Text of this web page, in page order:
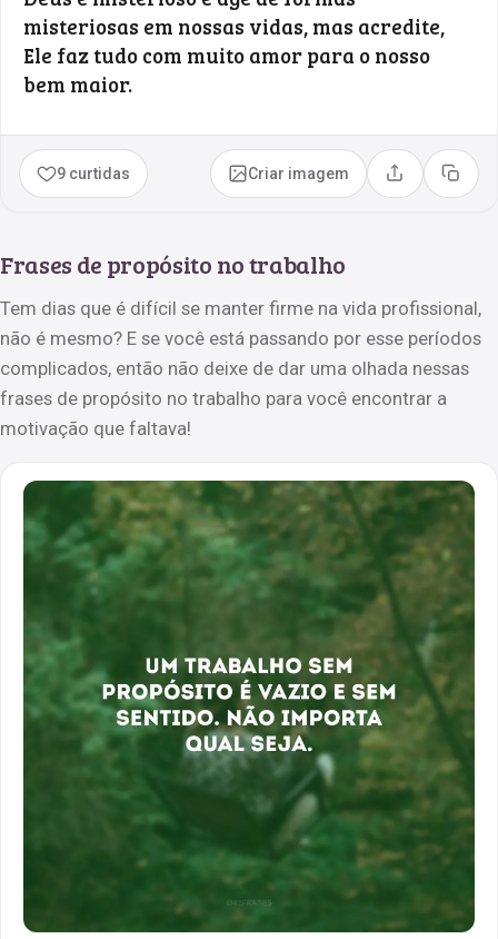
misteriosas em nossas vidas, mas acredite,
Ele faz tudo com muito amor para o nosso
bem maior.
9 curtidas Criar imagem Compartilhar
Copiar
Frases de propósito no trabalho
Tem dias que é difícil se manter firme na vida profissional,
não é mesmo? E se você está passando por esse períodos
complicados, então não deixe de dar uma olhada nessas
frases de propósito no trabalho para você encontrar a
motivação que faltava!